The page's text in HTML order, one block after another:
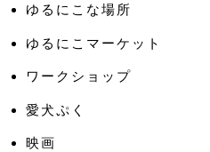
ゆるにこな場所
ゆるにこマーケット
ワークショップ
愛犬ぷく
映画